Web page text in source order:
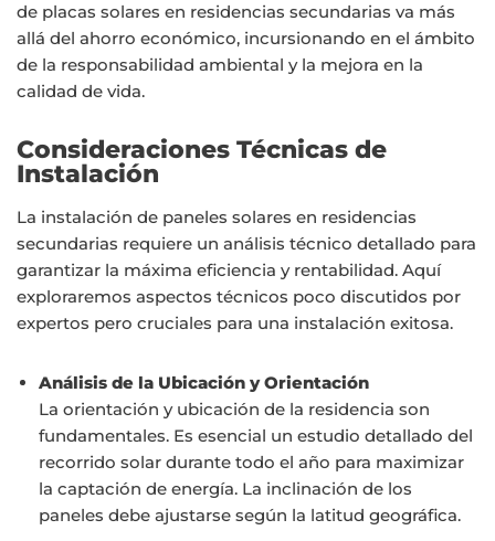
de placas solares en residencias secundarias va más
allá del ahorro económico, incursionando en el ámbito
de la responsabilidad ambiental y la mejora en la
calidad de vida.
Consideraciones Técnicas de
Instalación
La instalación de paneles solares en residencias
secundarias requiere un análisis técnico detallado para
garantizar la máxima eficiencia y rentabilidad. Aquí
exploraremos aspectos técnicos poco discutidos por
expertos pero cruciales para una instalación exitosa.
Análisis de la Ubicación y Orientación
La orientación y ubicación de la residencia son
fundamentales. Es esencial un estudio detallado del
recorrido solar durante todo el año para maximizar
la captación de energía. La inclinación de los
paneles debe ajustarse según la latitud geográfica.